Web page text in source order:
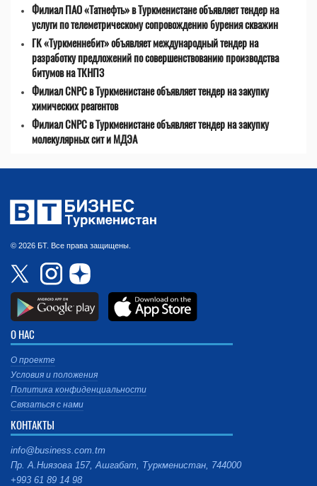
Филиал ПАО «Татнефть» в Туркменистане объявляет тендер на
услуги по телеметрическому сопровождению бурения скважин
ГК «Туркменнебит» объявляет международный тендер на
разработку предложений по совершенствованию производства
битумов на ТКНПЗ
Филиал CNPC в Туркменистане объявляет тендер на закупку
химических реагентов
Филиал CNPC в Туркменистане объявляет тендер на закупку
молекулярных сит и МДЭА
© 2026 БТ. Все права защищены.
О НАС
О проекте
Условия и положения
Политика конфиденциальности
Связаться с нами
КОНТАКТЫ
info@business.com.tm
Пр. А.Ниязова 157, Ашгабат, Туркменистан, 744000
+993 61 89 14 98